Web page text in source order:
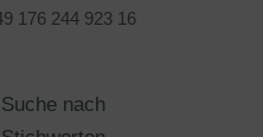
176 244 923 16
Suche nach